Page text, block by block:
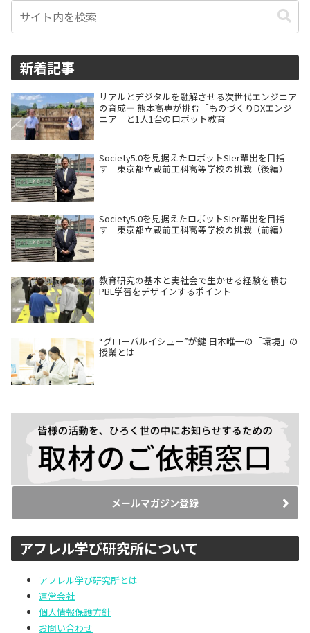
新着記事
リアルとデジタルを融解させる次世代エンジニア
の育成― 熊本高専が挑む「ものづくりDXエンジ
ニア」と1人1台のロボット教育
Society5.0を見据えたロボットSIer輩出を目指
す 東京都立蔵前工科高等学校の挑戦（後編）
Society5.0を見据えたロボットSIer輩出を目指
す 東京都立蔵前工科高等学校の挑戦（前編）
教育研究の基本と実社会で生かせる経験を積む
PBL学習をデザインするポイント
“グローバルイシュー”が鍵 日本唯一の「環境」の
授業とは
メールマガジン登録
アフレル学び研究所について
アフレル学び研究所とは
運営会社
個人情報保護方針
お問い合わせ